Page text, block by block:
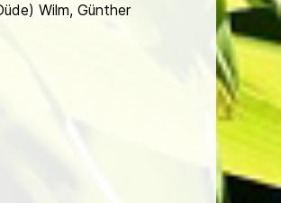
Wilm, Günther